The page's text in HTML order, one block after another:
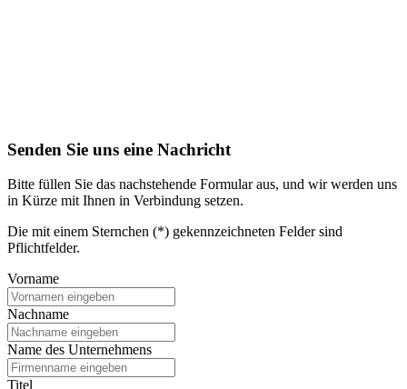
Senden Sie uns eine Nachricht
Bitte füllen Sie das nachstehende Formular aus, und wir werden uns
in Kürze mit Ihnen in Verbindung setzen.
Die mit einem Sternchen (*) gekennzeichneten Felder sind
Pflichtfelder.
Vorname
Nachname
Name des Unternehmens
Titel